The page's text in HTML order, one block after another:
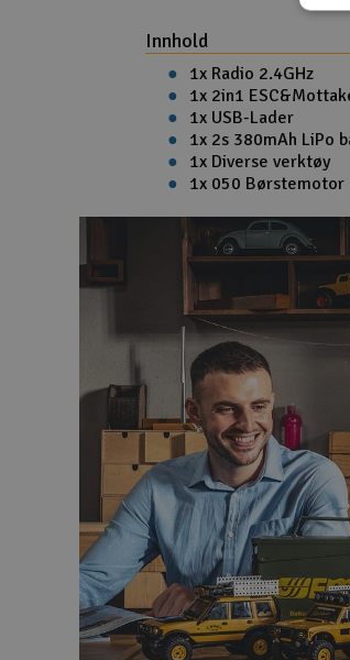
Innhold
1x Radio 2.4GHz
1x 2in1
1x USB-Lader
1x 2s 380mAh LiPo
1x Diverse verktøy
1x 050 Børstemotor